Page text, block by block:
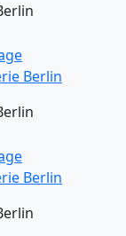
Berlin
Berlin